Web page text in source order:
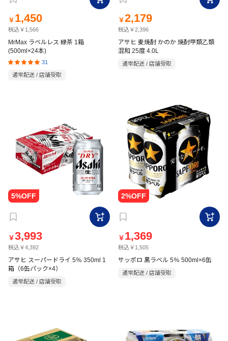
￥ 1,450
税込￥1,566
MrMax ラベルレス 緑茶 1箱
(500ml×24本)
31
通常配送 / 店舗受取
￥2,179
税込￥2,396
アサヒ 麦焼酎 かのか 焼酎甲類乙類
混和 25度 4.0L
通常配送 / 店舗受取
￥3,993
税込￥4,392
アサヒ スーパードライ 5％ 350ml 1
箱（6缶パック×4）
通常配送 / 店舗受取
￥ 1,369
税込￥1,505
サッポロ 黒ラベル 5％ 500ml×6缶
通常配送 / 店舗受取